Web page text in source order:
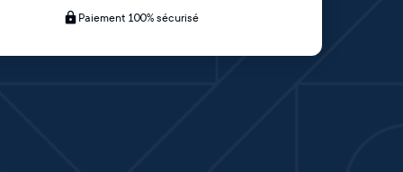
Paiement 100% sécurisé